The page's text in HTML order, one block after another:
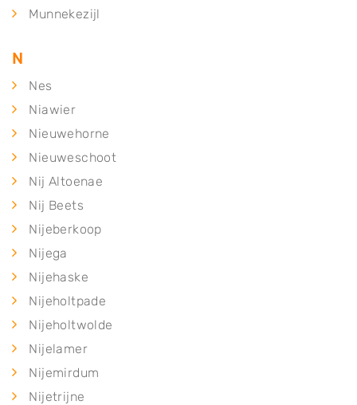
Munnekezijl
N
Nes
Niawier
Nieuwehorne
Nieuweschoot
Nij Altoenae
Nij Beets
Nijeberkoop
Nijega
Nijehaske
Nijeholtpade
Nijeholtwolde
Nijelamer
Nijemirdum
Nijetrijne